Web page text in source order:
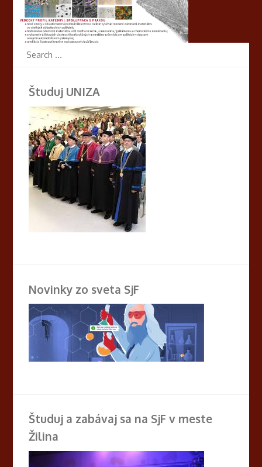
Študuj UNIZA
Novinky zo sveta SjF
Študuj a zabávaj sa na SjF v meste
Žilina